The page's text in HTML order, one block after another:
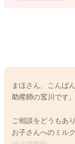
まほさん、こんば
助産師の宮川です。
ご相談をどうもあ
お子さんへのミル